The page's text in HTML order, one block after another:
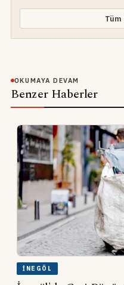
Tüm
OKUMAYA DEVAM
Benzer Haberler
İNEGÖL